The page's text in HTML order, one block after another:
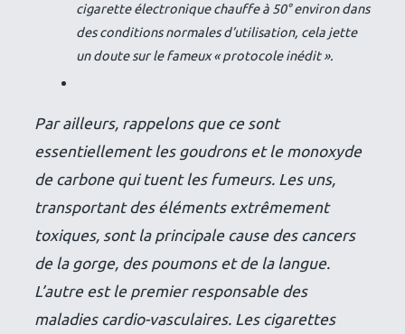
cigarette électronique chauffe à 50° environ dans
des conditions normales d’utilisation, cela jette
un doute sur le fameux « protocole inédit ».
Par ailleurs, rappelons que ce sont
essentiellement les goudrons et le monoxyde
de carbone qui tuent les fumeurs. Les uns,
transportant des éléments extrêmement
toxiques, sont la principale cause des cancers
de la gorge, des poumons et de la langue.
L’autre est le premier responsable des
maladies cardio-vasculaires. Les cigarettes